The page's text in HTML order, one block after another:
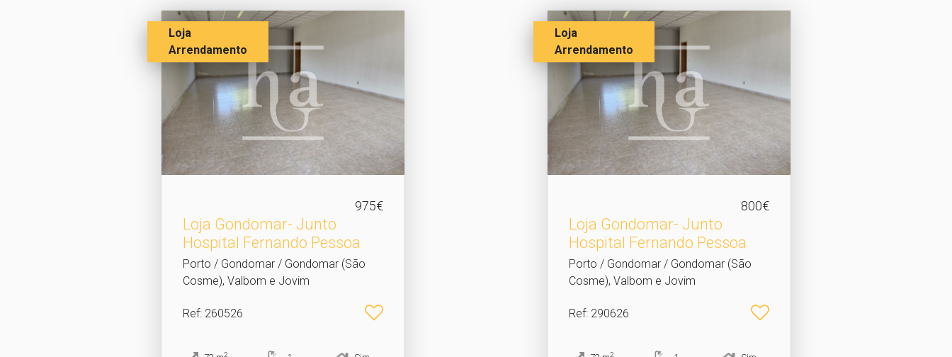
Loja
Arrendamento
975€
Loja Gondomar- Junto
Hospital Fernando Pessoa
Porto / Gondomar / Gondomar (São
Cosme), Valbom e Jovim
Ref: 260526
2
Loja
Arrendamento
800€
Loja Gondomar- Junto
Hospital Fernando Pessoa
Porto / Gondomar / Gondomar (São
Cosme), Valbom e Jovim
Ref: 290626
2